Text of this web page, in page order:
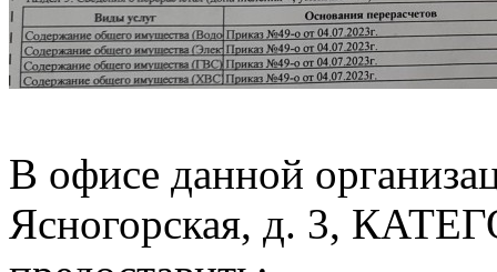
В офисе данной
Ясногорская, д. 3,